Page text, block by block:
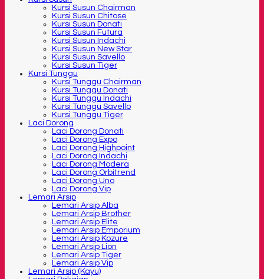
Kursi Susun Chairman
Kursi Susun Chitose
Kursi Susun Donati
Kursi Susun Futura
Kursi Susun Indachi
Kursi Susun New Star
Kursi Susun Savello
Kursi Susun Tiger
Kursi Tunggu
Kursi Tunggu Chairman
Kursi Tunggu Donati
Kursi Tunggu Indachi
Kursi Tunggu Savello
Kursi Tunggu Tiger
Laci Dorong
Laci Dorong Donati
Laci Dorong Expo
Laci Dorong Highpoint
Laci Dorong Indachi
Laci Dorong Modera
Laci Dorong Orbitrend
Laci Dorong Uno
Laci Dorong Vip
Lemari Arsip
Lemari Arsip Alba
Lemari Arsip Brother
Lemari Arsip Elite
Lemari Arsip Emporium
Lemari Arsip Kozure
Lemari Arsip Lion
Lemari Arsip Tiger
Lemari Arsip Vip
Lemari Arsip (Kayu)